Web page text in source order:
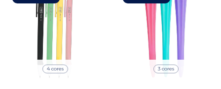
4 cores 3 cores